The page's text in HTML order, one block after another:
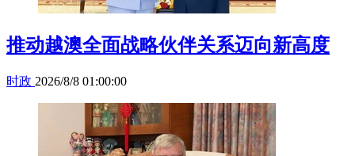
推动越澳全面战略伙伴关系迈向新高度
时政 2026/8/8 01:00:00